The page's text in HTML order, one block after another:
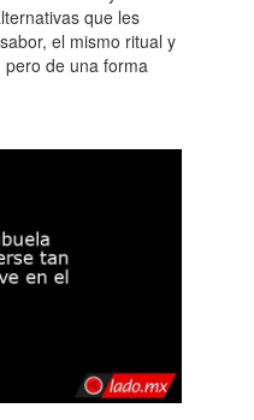
que les
el mismo ritual y
pero de una forma